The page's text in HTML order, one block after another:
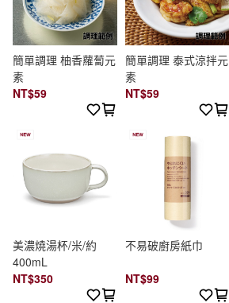
簡單調理 柚香蘿蔔元
素
NT$59
簡單調理 泰式涼拌元
素
NT$59
美濃燒湯杯/米/約
400mL
NT$350
不易破廚房紙巾
NT$99